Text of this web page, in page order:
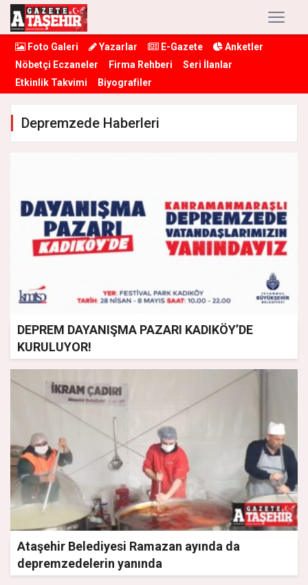
Foto Galeri Yazarlar E-Gazete
Anketler
Nöbetçi Eczaneler
Firma Rehberi
Seri İlanlar
Etkinlik Takvimi
Biyografiler
Depremzede Haberleri
DEPREM DAYANIŞMA PAZARI KADIKÖY’DE
KURULUYOR!
Ataşehir Belediyesi Ramazan ayında da
depremzedelerin yanında